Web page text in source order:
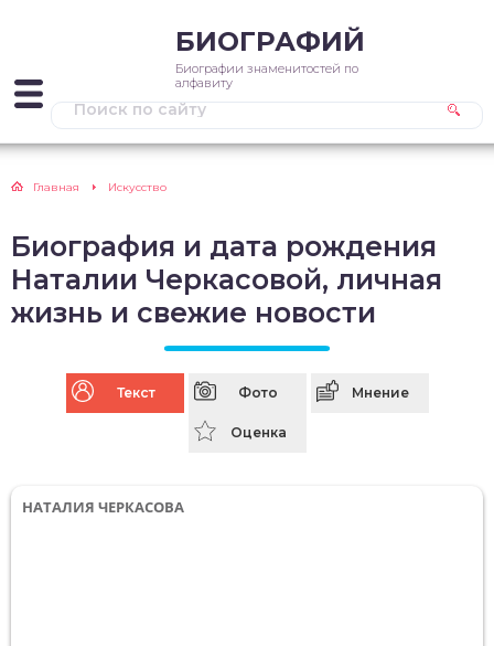
БИОГРАФИЙ
Биографии знаменитостей по
алфавиту
Главная Искусство
Биография и дата рождения
Наталии Черкасовой, личная
жизнь и свежие новости
Текст Фото Мнение
Оценка
НАТАЛИЯ ЧЕРКАСОВА